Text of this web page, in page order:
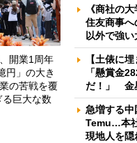
開業1周年
円」の大き
の苦戦を覆
る巨大な数
《商社の
住友商事
以外で強
【土俵に
「懸賞金
だ！」 金
急増する
Temu…本
現地人を隠